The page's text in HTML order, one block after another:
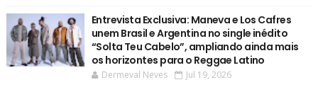
Entrevista Exclusiva: Maneva e Los Cafres
unem Brasil e Argentina no single inédito
“Solta Teu Cabelo”, ampliando ainda mais
os horizontes para o Reggae Latino
Dermeval Neves Jul 19, 2026